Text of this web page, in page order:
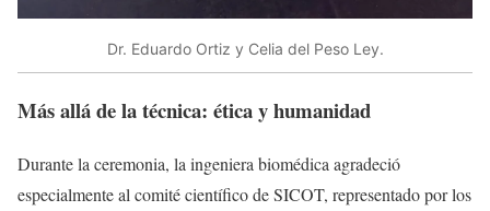
Dr. Eduardo Ortiz y Celia del Peso Ley.
Más allá de la técnica: ética y humanidad
Durante la ceremonia, la ingeniera biomédica agradeció
especialmente al comité científico de SICOT, representado por los